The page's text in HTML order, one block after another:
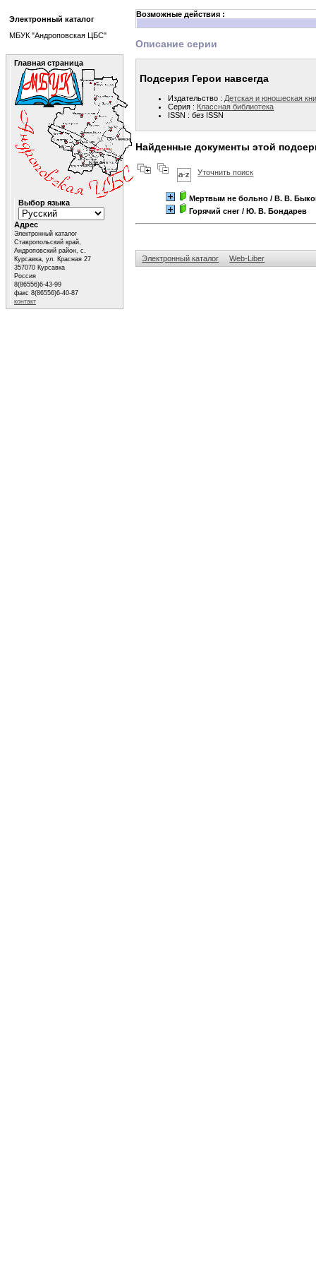
Возможные действия :
Описание серии
Подсерия Герои навсегда
Издательство : Детская и юношеская
Серия : Классная библиотека
ISSN : без ISSN
Найденные документы этой
Уточнить поиск
Мертвым не больно / В. В.
Горячий снег / Ю. В. Бондарев
Электронный каталог Web-Liber
Электронный каталог
МБУК "Андроповская ЦБС"
Главная страница
Выбор языка
Адрес
Электронный каталог
Ставропольский край,
Андроповский район, с.
Курсавка, ул. Красная 27
357070 Курсавка
Россия
8(86556)6-43-99
факс 8(86556)6-40-87
контакт